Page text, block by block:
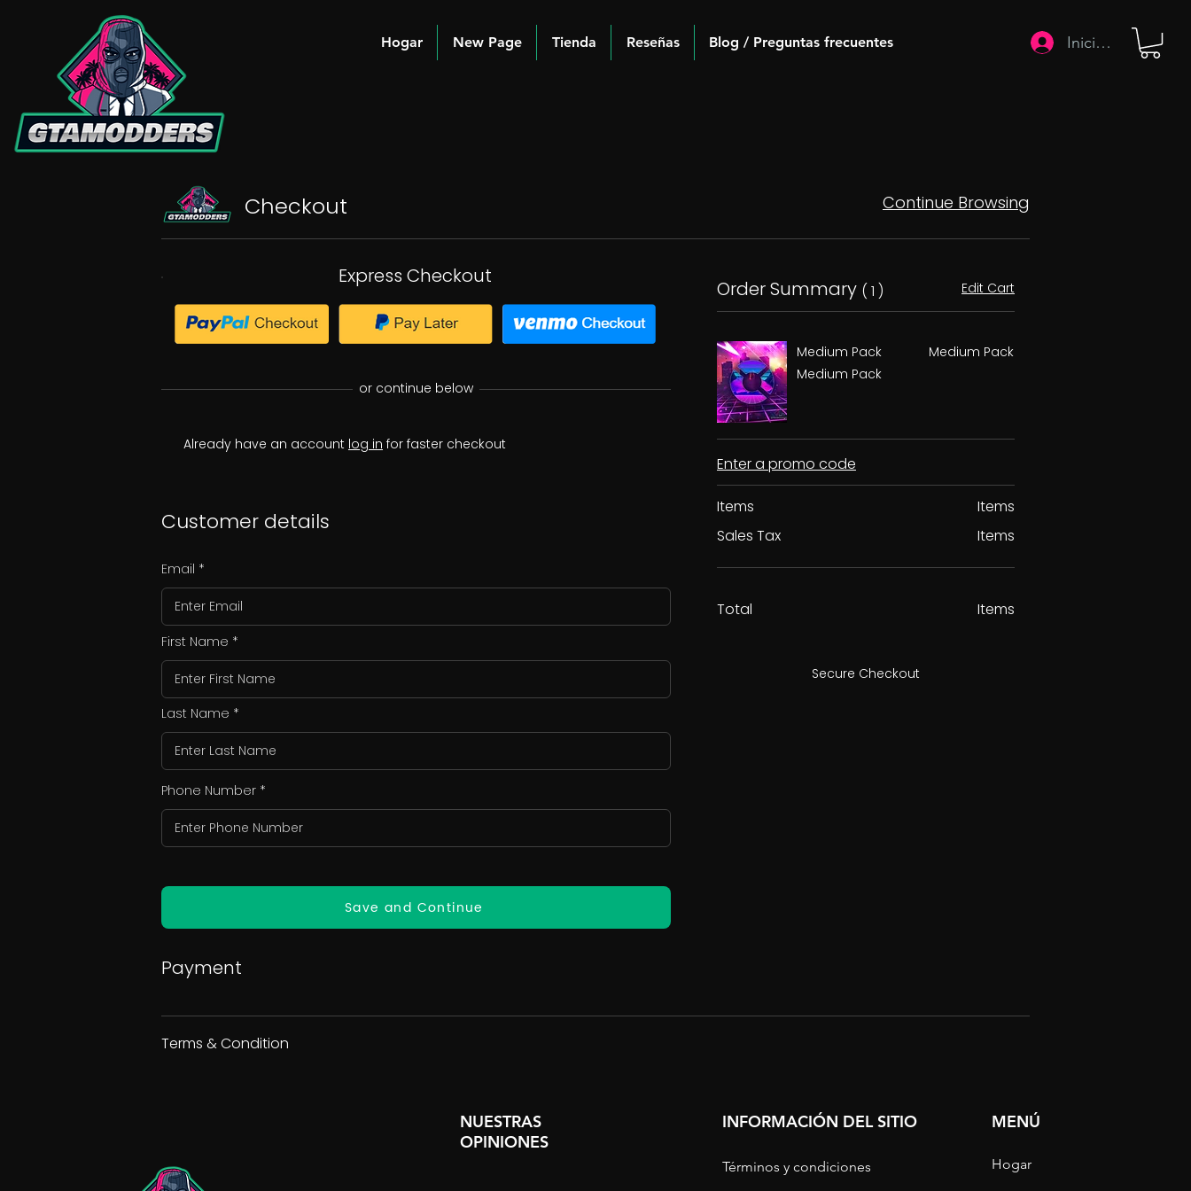
Hogar New Page Tienda Reseñas Blog / Preguntas frecuentes Iniciar sesión
Checkout Continue Browsing
Express Checkout
or continue below
Already have an account log in for faster checkout
Customer details
Email
First Name
Last Name
Phone Number
Save and Continue
Order Summary ( 1 ) Edit Cart
Medium Pack
Medium Pack
Medium Pack
Enter a promo code
Items
Sales Tax
Items
Items
Total Items
Secure Checkout
Payment
Terms & Condition
NUESTRAS
OPINIONES
INFORMACIÓN DEL SITIO
Términos y condiciones
MENÚ
Hogar